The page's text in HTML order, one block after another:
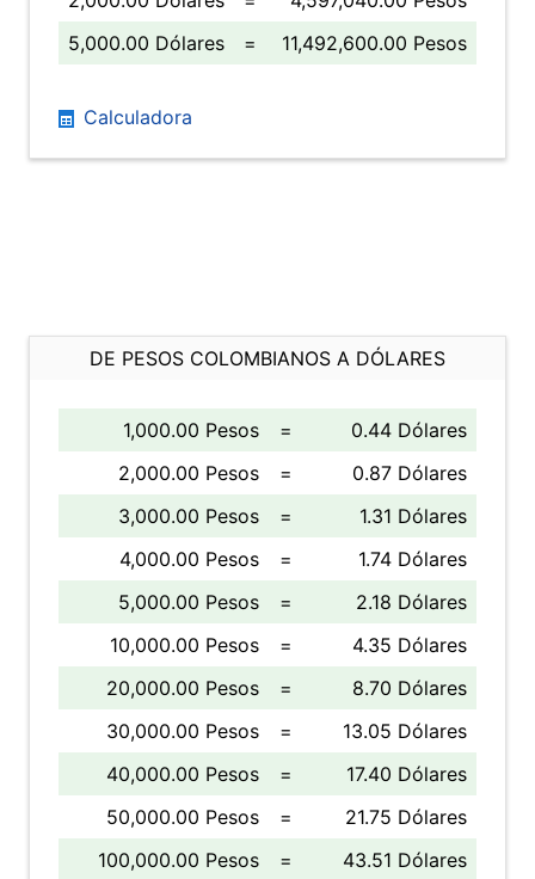
5,000.00 Dólares
= 11,492,600.00 Pesos
Calculadora
DE PESOS COLOMBIANOS A DÓLARES
1,000.00 Pesos =
0.44 Dólares
2,000.00 Pesos
=
0.87 Dólares
3,000.00 Pesos
=
1.31 Dólares
4,000.00 Pesos
=
1.74 Dólares
5,000.00 Pesos
=
2.18 Dólares
10,000.00 Pesos
=
4.35 Dólares
20,000.00 Pesos
=
8.70 Dólares
30,000.00 Pesos
=
13.05 Dólares
40,000.00 Pesos
=
17.40 Dólares
50,000.00 Pesos
=
21.75 Dólares
100,000.00 Pesos
= 43.51 Dólares